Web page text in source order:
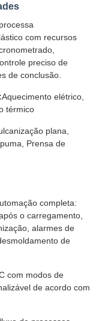
com recursos
preciso de
de conclusão.
Aquecimento elétrico,
térmico
plana,
Prensa de
completa:
o carregamento,
alarmes de
de
com modos de
de acordo com